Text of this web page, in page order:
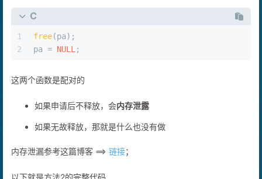
C
1
2
free(pa);
pa = NULL ;
这两个函数是配对的
如果申请后不释放，会内存泄露
如果无故释放，那就是什么也没有做
内存泄漏参考这篇博客 ==> 链接；
以下就是方法2的完整代码